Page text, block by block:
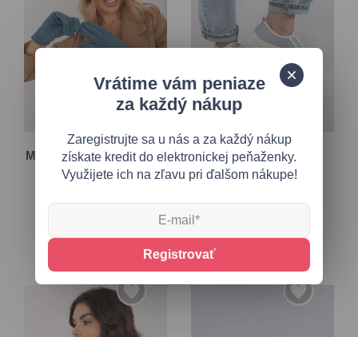
Morské modré rukavice s
teplou podšívkou
12,85 €
L/XL
Svetlomodré dámske
tenisky na platforme
12,05 €
19,85 €
37
39
Vrátime vám peniaze
za každý nákup
Zaregistrujte sa u nás a za každý nákup
získate kredit do elektronickej peňaženky.
Využijete ich na zľavu pri ďalšom nákupe!
Registrovať